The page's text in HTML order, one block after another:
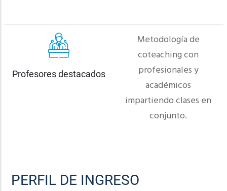
Profesores destacados
Metodología de
coteaching con
profesionales y
académicos
impartiendo clases en
conjunto.
PERFIL DE INGRESO